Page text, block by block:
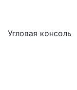
Угловая консоль